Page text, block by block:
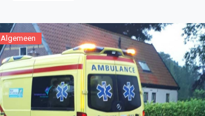
meter maatregel in elk geval tot […]
Algemeen